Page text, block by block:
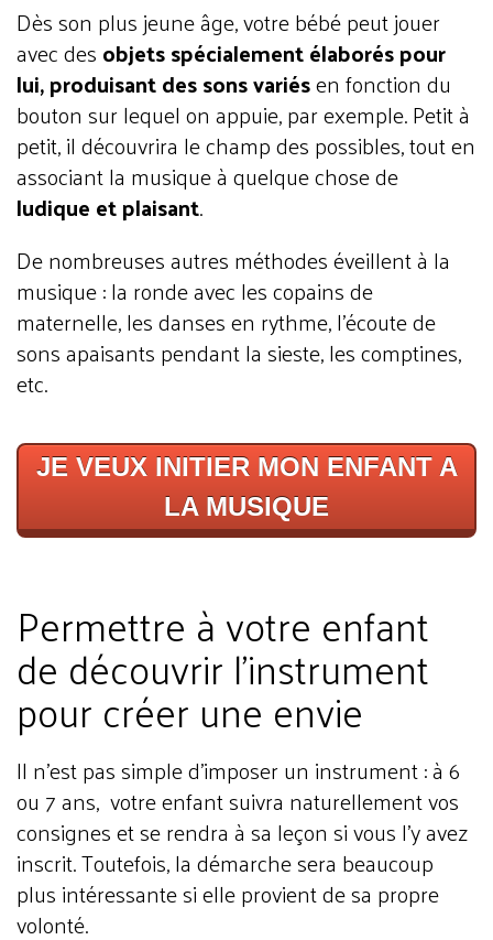
Dès son plus jeune âge, votre bébé peut jouer
avec desobjets spécialement élaborés pour
lui, produisant des sons variésen fonction du
bouton sur lequel on appuie, par exemple. Petit à
petit, il découvrira le champ des possibles, tout en
associant la musique à quelque chose de
ludique et plaisant.
De nombreuses autres méthodes éveillent à la
musique : la ronde avec les copains de
maternelle, les danses en rythme, l’écoute de
sons apaisants pendant la sieste, les comptines,
etc.
JE VEUX INITIER MON ENFANT A
LA MUSIQUE
Permettre à votre enfant
de découvrir l’instrument
pour créer une envie
Il n’est pas simple d’imposer un instrument : à 6
ou 7 ans, votre enfant suivra naturellement vos
consignes et se rendra à sa leçon si vous l’y avez
inscrit. Toutefois, la démarche sera beaucoup
plus intéressante si elle provient de sa propre
volonté.